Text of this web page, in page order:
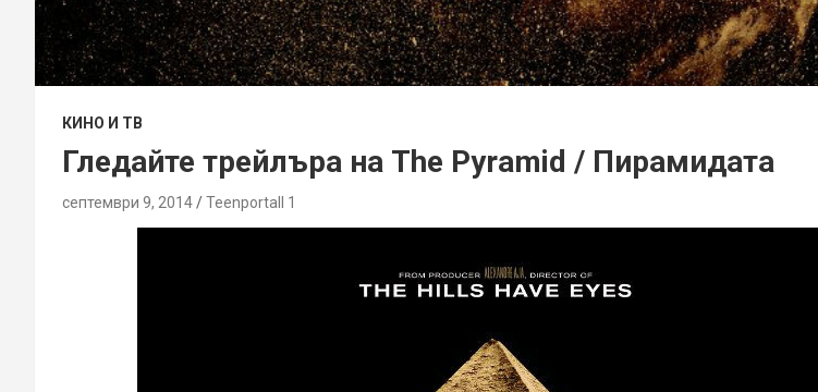
КИНО И ТВ
Гледайте трейлъра на The Pyramid / Пирамидата
септември 9, 2014 Teenportall 1